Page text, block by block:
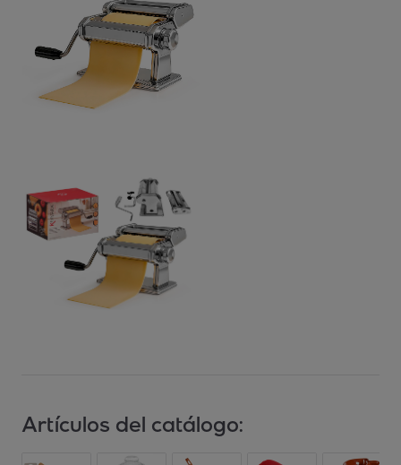
Artículos del catálogo: